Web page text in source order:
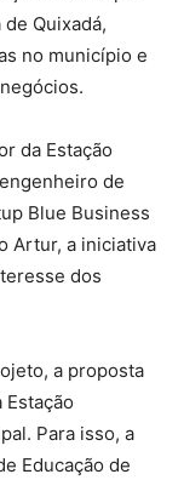
Quixadá,
no município e
da Estação
de
Blue Business
Artur, a iniciativa
dos
a proposta
Para isso, a
Educação de